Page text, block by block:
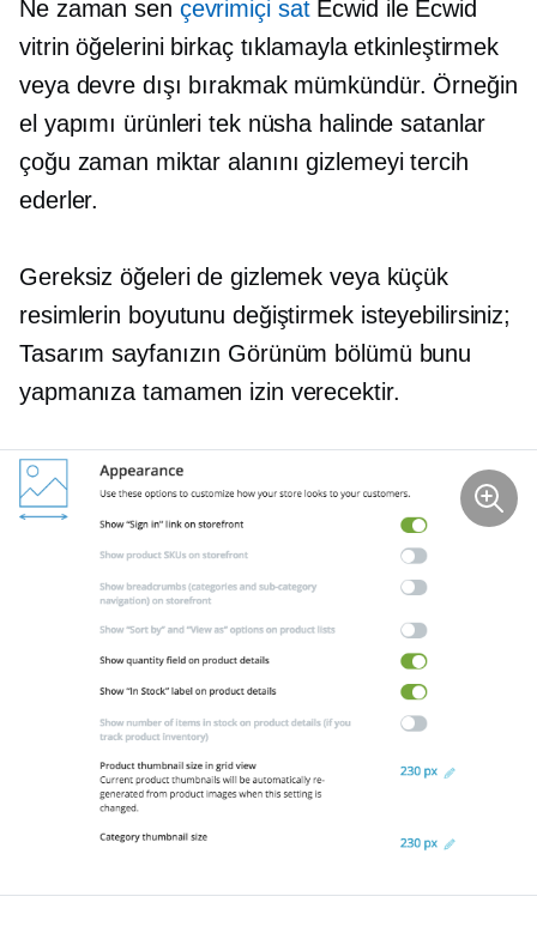
Ne zaman sen çevrimiçi satEcwid ile Ecwid
vitrin öğelerini birkaç tıklamayla etkinleştirmek
veya devre dışı bırakmak mümkündür. Örneğin
el yapımı ürünleri tek nüsha halinde satanlar
çoğu zaman miktar alanını gizlemeyi tercih
ederler.
Gereksiz öğeleri de gizlemek veya küçük
resimlerin boyutunu değiştirmek isteyebilirsiniz;
Tasarım sayfanızın Görünüm bölümü bunu
yapmanıza tamamen izin verecektir.